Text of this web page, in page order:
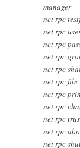
manager
net rpc
net rpc
net rpc
net rpc
net rpc
net rpc file
net rpc
net rpc
net rpc
net rpc
net rpc